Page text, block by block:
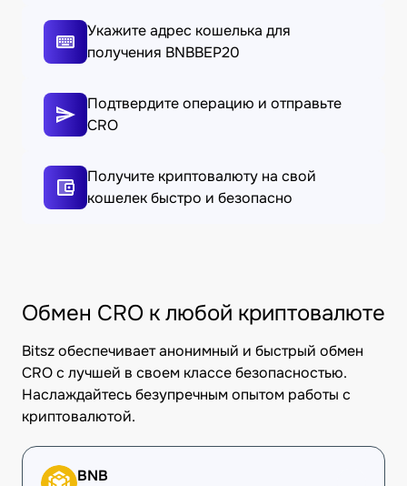
Укажите адрес кошелька для
получения BNBBEP20
Подтвердите операцию и отправьте
CRO
Получите криптовалюту на свой
кошелек быстро и безопасно
Обмен CRO к любой криптовалюте
Bitsz обеспечивает анонимный и быстрый обмен
CRO с лучшей в своем классе безопасностью.
Наслаждайтесь безупречным опытом работы с
криптовалютой.
BNB